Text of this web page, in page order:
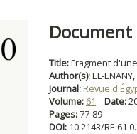
Document
Title:Fragment
Author(s):EL-
Journal: Revue
Volume: 61 Date:
Pages: 77-89
DOI: 10.2143/